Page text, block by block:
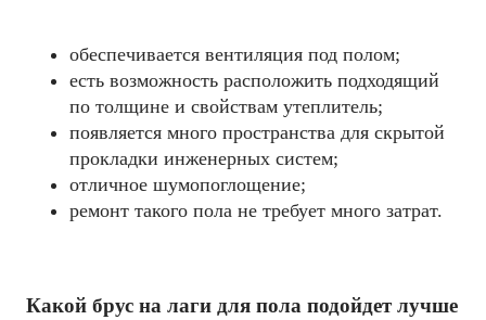
обеспечивается вентиляция под полом;
есть возможность расположить подходящий
по толщине и свойствам утеплитель;
появляется много пространства для скрытой
прокладки инженерных систем;
отличное шумопоглощение;
ремонт такого пола не требует много затрат.
Какой брус на лаги для пола подойдет лучше